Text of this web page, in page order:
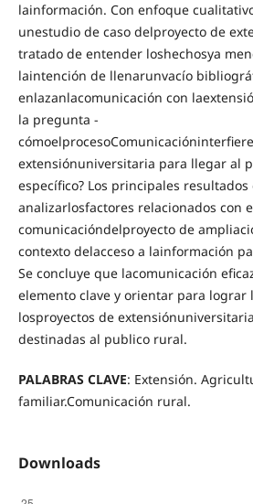
lainformación. Con enfoque
unestudio de caso delproyecto de
tratado de entender loshechosya
laintención de llenarunvacío
enlazanlacomunicación con
la pregunta -
extensiónuniversitaria para llegar al
específico? Los principales
analizarlosfactores relacionados con
comunicacióndelproyecto de
contexto delacceso a lainformación
Se concluye que lacomunicación
elemento clave y orientar para lograr
losproyectos de
destinadas al publico rural.
PALABRAS CLAVE: Extensión.
familiar.Comunicación rural.
Downloads